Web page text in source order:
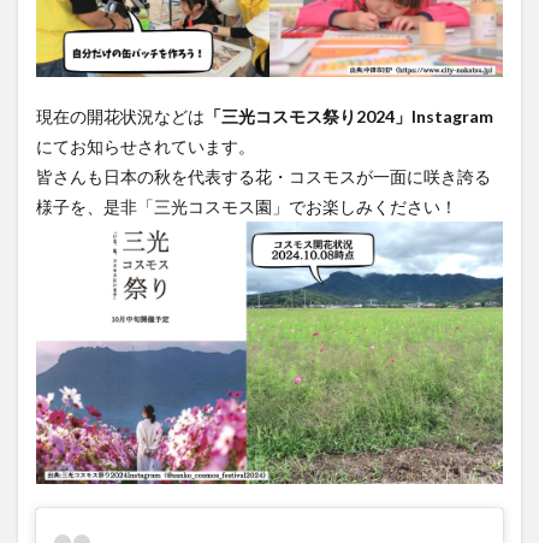
現在の開花状況などは 「三光コスモス祭り2024」Instagram
にてお知らせされています。
皆さんも日本の秋を代表する花・コスモスが一面に咲き誇る
様子を、是非「三光コスモス園」でお楽しみください！